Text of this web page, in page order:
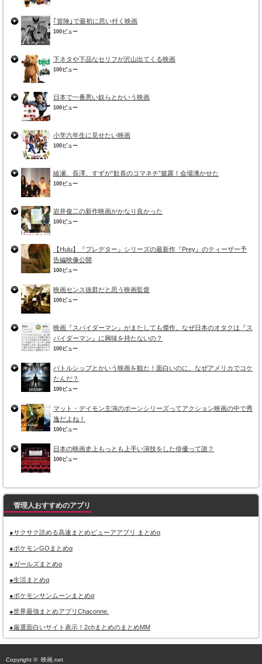
｢冒険｣で最初に思い付く映画
100ビュー
下ネタや下品なセリフが沢山出てくる映画
100ビュー
日本で一番悪い奴らとかいう映画
100ビュー
小学六年生に見せたい映画
100ビュー
綾瀬、長澤、すずが“歓喜のコマネチ”披露！会場沸かせた
100ビュー
岩井俊二の新作映画がかなり良かった
100ビュー
【Hulu】『プレデター』シリーズの最新作『Prey』のティーザー予
告編映像公開
100ビュー
映画センス抜群だと思う映画監督
100ビュー
映画『スパイダーマン』がまたしても傑作。なぜ日本のオタクは『ス
パイダーマン』に興味を持たないの？
100ビュー
バトルシップとかいう映画を観た！面白いのに、なぜアメリカでコケ
たんだ？
100ビュー
マット・デイモン主演のボーンシリーズってアクション映画の中で秀
逸だよね！
100ビュー
日本の映画史上もっとも上手い演技をした俳優って誰？
100ビュー
管理人おすすめのアプリ
●サクサク読める高速まとめビューアアプリ まとめα
●ポケモンGOまとめα
●ガールズまとめα
●生活まとめα
●ポケモンサンムーンまとめα
●世界最強まとめアプリChaconne.
●厳選面白いサイト表示！2chまとめのまとめMM
Copyright © 映画.net